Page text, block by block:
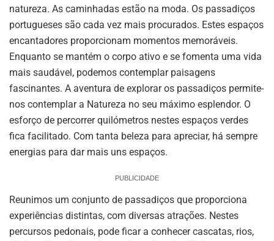
natureza. As caminhadas estão na moda. Os passadiços
portugueses são cada vez mais procurados. Estes espaços
encantadores proporcionam momentos memoráveis.
Enquanto se mantém o corpo ativo e se fomenta uma vida
mais saudável, podemos contemplar paisagens
fascinantes. A aventura de explorar os passadiços permite-
nos contemplar a Natureza no seu máximo esplendor. O
esforço de percorrer quilómetros nestes espaços verdes
fica facilitado. Com tanta beleza para apreciar, há sempre
energias para dar mais uns espaços.
PUBLICIDADE
Reunimos um conjunto de passadiços que proporciona
experiências distintas, com diversas atrações. Nestes
percursos pedonais, pode ficar a conhecer cascatas, rios,